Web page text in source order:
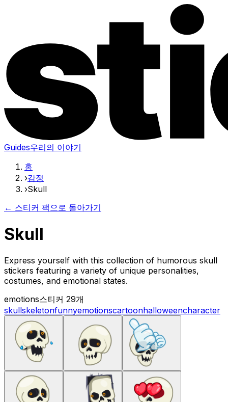
Guides우리의 이야기
홈
›감정
›Skull
← 스티커 팩으로 돌아가기
Skull
Express yourself with this collection of humorous skull
stickers featuring a variety of unique personalities,
costumes, and emotional states.
emotions스티커 29개
skullskeletonfunnyemotionscartoonhalloweencharacter